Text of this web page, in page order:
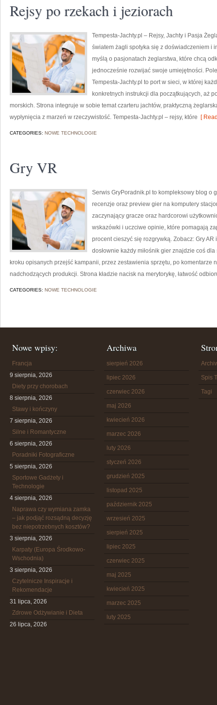
Rejsy po rzekach i jeziorach
Tempesta-Jachty.pl – Rejsy, Jachty i Pasja
światem żagli spotyka się z doświadczeniem i
myślą o pasjonatach żeglarstwa, które chcą
jednocześnie rozwijać swoje umiejętności.
Tempesta-Jachty.pl to port w sieci, w której
konkretnych instrukcji dla początkujących, aż
morskich. Strona integruje w sobie temat czarteru jachtów, praktyczną
wypłynięcia z marzeń w rzeczywistość. Tempesta-Jachty.pl – rejsy, które [
CATEGORIES: NOWE TECHNOLOGIE
Gry VR
Serwis GryPoradnik.pl to kompleksowy blog o
recenzje oraz preview gier na komputery
zaczynający gracze oraz hardcorowi
wskazówki i uczciwe opinie, które pomagają
procent cieszyć się rozgrywką. Zobacz: Gry
dosłownie każdy miłośnik gier znajdzie coś
kroku opisanych przejść kampanii, przez zestawienia sprzętu, po komentarze
nadchodzących produkcji. Strona kładzie nacisk na merytorykę, łatwość
CATEGORIES: NOWE TECHNOLOGIE
Nowe wpisy:
Francja
9 sierpnia, 2026
Diety przy chorobach
8 sierpnia, 2026
Stawy i kończyny
7 sierpnia, 2026
Silne i Romantyczne
6 sierpnia, 2026
Poradniki Fotograficzne
5 sierpnia, 2026
Sportowe Gadżety i
Technologie
4 sierpnia, 2026
Naprawa czy wymiana zamka
– jak podjąć rozsądną decyzję
bez niepotrzebnych kosztów?
3 sierpnia, 2026
Karpaty (Europa Środkowo-
Wschodnia)
3 sierpnia, 2026
Czytelnicze Inspiracje i
Rekomendacje
31 lipca, 2026
Zdrowe Odżywianie i Dieta
26 lipca, 2026
Archiwa
sierpień 2026
lipiec 2026
czerwiec 2026
maj 2026
kwiecień 2026
marzec 2026
luty 2026
styczeń 2026
grudzień 2025
listopad 2025
październik 2025
wrzesień 2025
sierpień 2025
lipiec 2025
czerwiec 2025
maj 2025
kwiecień 2025
marzec 2025
luty 2025
Spis
Tagi